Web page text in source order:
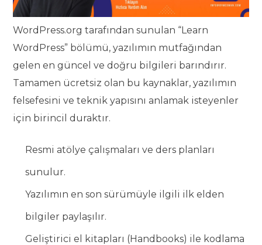
WordPress.org tarafından sunulan “Learn
WordPress” bölümü, yazılımın mutfağından
gelen en güncel ve doğru bilgileri barındırır.
Tamamen ücretsiz olan bu kaynaklar, yazılımın
felsefesini ve teknik yapısını anlamak isteyenler
için birincil duraktır.
Resmi atölye çalışmaları ve ders planları
sunulur.
Yazılımın en son sürümüyle ilgili ilk elden
bilgiler paylaşılır.
Geliştirici el kitapları (Handbooks) ile kodlama